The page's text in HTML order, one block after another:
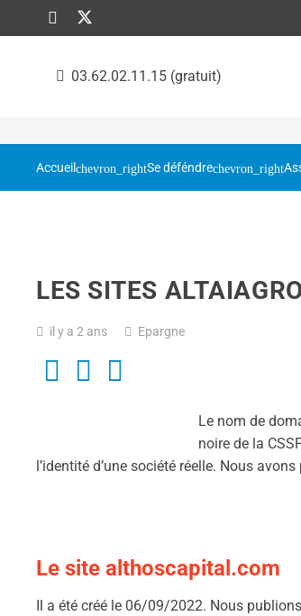
03.62.02.11.15 (gratuit)
Accueil Se déféndre
LES SITES
il y a 2 ans Epargne
Le nom de
noire de la
l’identité d’une société réelle. Nous
Le site althoscapital.com
Il a été créé le 06/09/2022. Nous